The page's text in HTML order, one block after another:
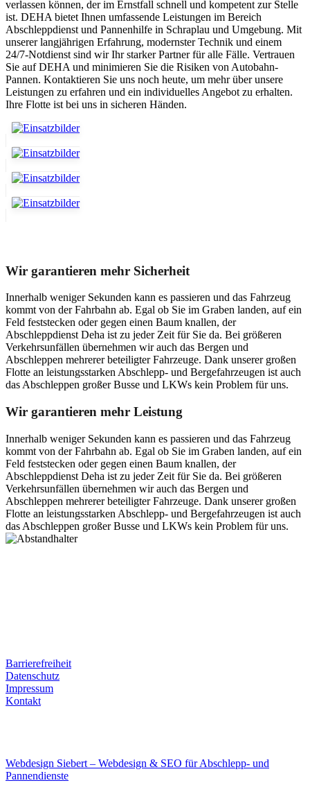
verlassen können, der im Ernstfall schnell und kompetent zur Stelle
ist. DEHA bietet Ihnen umfassende Leistungen im Bereich
Abschleppdienst und Pannenhilfe in Schraplau und Umgebung. Mit
unserer langjährigen Erfahrung, modernster Technik und einem
24/7-Notdienst sind wir Ihr starker Partner für alle Fälle. Vertrauen
Sie auf DEHA und minimieren Sie die Risiken von Autobahn-
Pannen. Kontaktieren Sie uns noch heute, um mehr über unsere
Leistungen zu erfahren und ein individuelles Angebot zu erhalten.
Ihre Flotte ist bei uns in sicheren Händen.
Wir garantieren mehr Sicherheit
Innerhalb weniger Sekunden kann es passieren und das Fahrzeug
kommt von der Fahrbahn ab. Egal ob Sie im Graben landen, auf ein
Feld feststecken oder gegen einen Baum knallen, der
Abschleppdienst Deha ist zu jeder Zeit für Sie da. Bei größeren
Verkehrsunfällen übernehmen wir auch das Bergen und
Abschleppen mehrerer beteiligter Fahrzeuge. Dank unserer großen
Flotte an leistungsstarken Abschlepp- und Bergefahrzeugen ist auch
das Abschleppen großer Busse und LKWs kein Problem für uns.
Wir garantieren mehr Leistung
Innerhalb weniger Sekunden kann es passieren und das Fahrzeug
kommt von der Fahrbahn ab. Egal ob Sie im Graben landen, auf ein
Feld feststecken oder gegen einen Baum knallen, der
Abschleppdienst Deha ist zu jeder Zeit für Sie da. Bei größeren
Verkehrsunfällen übernehmen wir auch das Bergen und
Abschleppen mehrerer beteiligter Fahrzeuge. Dank unserer großen
Flotte an leistungsstarken Abschlepp- und Bergefahrzeugen ist auch
das Abschleppen großer Busse und LKWs kein Problem für uns.
Barrierefreiheit
Datenschutz
Impressum
Kontakt
Webdesign Siebert – Webdesign & SEO für Abschlepp- und
Pannendienste